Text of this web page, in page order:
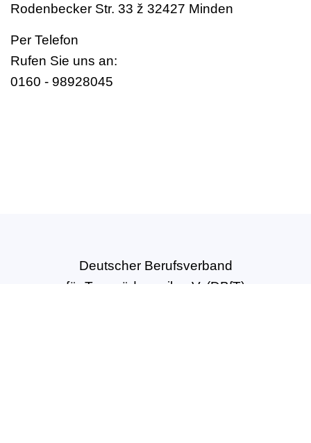
Rodenbecker Str. 33 ž 32427 Minden
Per Telefon
Rufen Sie uns an:
0160 - 98928045
Deutscher Berufsverband
für Tanzpädagogik e.V. (DBfT)